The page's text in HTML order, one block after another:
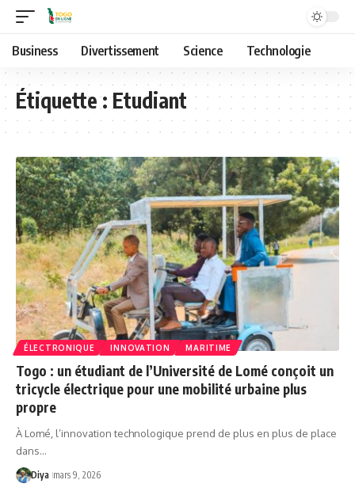
Business Divertissement Science Technologie
Étiquette :Etudiant
ÉLECTRONIQUE INNOVATION MARITIME
Togo : un étudiant de l’Université de Lomé conçoit un
tricycle électrique pour une mobilité urbaine plus
propre
À Lomé, l’innovation technologique prend de plus en plus de place
dans…
Diya mars 9, 2026